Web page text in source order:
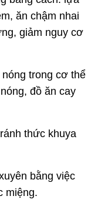
ăn chậm nhai
giảm nguy cơ
trong cơ thể
đồ ăn cay
thức khuya
bằng việc
miệng.